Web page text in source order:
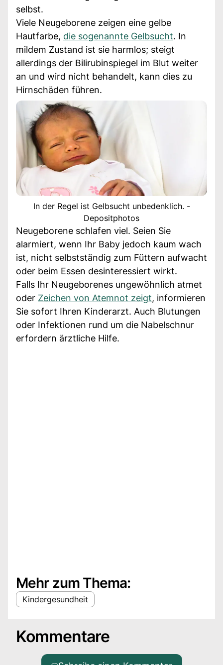
selbst.
Viele Neugeborene zeigen eine gelbe
Hautfarbe, die sogenannte Gelbsucht. In
mildem Zustand ist sie harmlos; steigt
allerdings der Bilirubinspiegel im Blut weiter
an und wird nicht behandelt, kann dies zu
Hirnschäden führen.
In der Regel ist Gelbsucht unbedenklich. -
Depositphotos
Neugeborene schlafen viel. Seien Sie
alarmiert, wenn Ihr Baby jedoch kaum wach
ist, nicht selbstständig zum Füttern aufwacht
oder beim Essen desinteressiert wirkt.
Falls Ihr Neugeborenes ungewöhnlich atmet
oder Zeichen von Atemnot zeigt, informieren
Sie sofort Ihren Kinderarzt. Auch Blutungen
oder Infektionen rund um die Nabelschnur
erfordern ärztliche Hilfe.
Mehr zum Thema:
Kindergesundheit
Kommentare